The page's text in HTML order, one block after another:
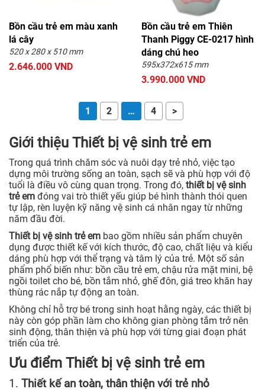
Bồn cầu trẻ em màu xanh
lá cây
520 x 280 x 510 mm
2.646.000 VND
Bồn cầu trẻ em Thiên
Thanh Piggy CE-0217 hình
dáng chú heo
595x372x615 mm
3.990.000 VND
1 2 … 4 >
Giới thiệu Thiết bị vệ sinh trẻ em
Trong quá trình chăm sóc và nuôi dạy trẻ nhỏ, việc tạo
dựng môi trường sống an toàn, sạch sẽ và phù hợp với độ
tuổi là điều vô cùng quan trọng. Trong đó, thiết bị vệ sinh
trẻ em đóng vai trò thiết yếu giúp bé hình thành thói quen
tự lập, rèn luyện kỹ năng vệ sinh cá nhân ngay từ những
năm đầu đời.
Thiết bị vệ sinh trẻ em bao gồm nhiều sản phẩm chuyên
dụng được thiết kế với kích thước, độ cao, chất liệu và kiểu
dáng phù hợp với thể trạng và tâm lý của trẻ. Một số sản
phẩm phổ biến như: bồn cầu trẻ em, chậu rửa mặt mini, bệ
ngồi toilet cho bé, bồn tắm nhỏ, ghế đôn, giá treo khăn hay
thùng rác nắp tự động an toàn.
Không chỉ hỗ trợ bé trong sinh hoạt hằng ngày, các thiết bị
này còn góp phần làm cho không gian phòng tắm trở nên
sinh động, thân thiện và phù hợp với từng giai đoạn phát
triển của trẻ.
Ưu điểm Thiết bị vệ sinh trẻ em
1. Thiết kế an toàn, thân thiện với trẻ nhỏ